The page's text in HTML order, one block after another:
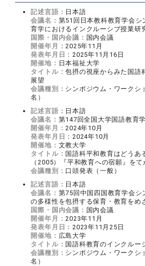
記述言語： 日本語
会議名： 第51回日本教科教育学会シ
育学におけるインクルーシブ授業研
国際・国内会議： 国内会議
開催年月：2025年11月
発表年月日：2025年11月16日
開催地： 日本福祉大学
タイトル：包摂の視座からみた国語
展望
会議種別： シンポジウム・ワークシ
名）
記述言語： 日本語
会議名： 第147回全国大学国語教育
開催年月：2024年10月
発表年月日：2024年10月
開催地： 文教大学
タイトル： 国語科平和教育はどうあ
（2005）『平和教育への宿願』をて
会議種別： 口頭発表（一般）
記述言語： 日本語
会議名： 第75回中国四国教育学会シ
の多様性を包摂する保育・教育をめ
国際・国内会議： 国内会議
開催年月：2023年11月
発表年月日：2023年11月25日
開催地： 広島大学
タイトル： 国語科教育のインクルー
会議種別： シンポジウム・ワークシ
名）